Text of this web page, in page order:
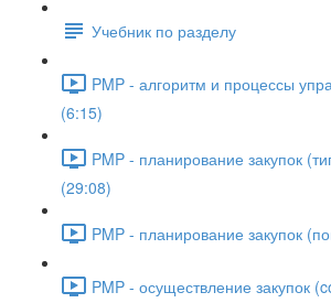
Учебник по разделу
PMP - алгоритм и процессы
(6:15)
PMP - планирование закупок
(29:08)
PMP - планирование закупок
PMP - осуществление закупок